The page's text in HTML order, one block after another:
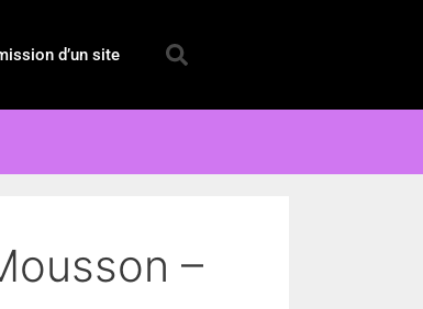
d’un site
–